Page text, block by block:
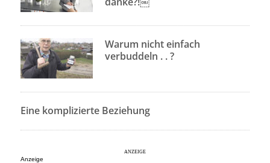
Warum nicht einfach
verbuddeln . . ?
Eine komplizierte Beziehung
Anzeige